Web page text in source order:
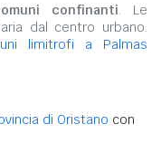
confinanti. Le
dal centro urbano.
limitrofi a Palmas
di Oristano con